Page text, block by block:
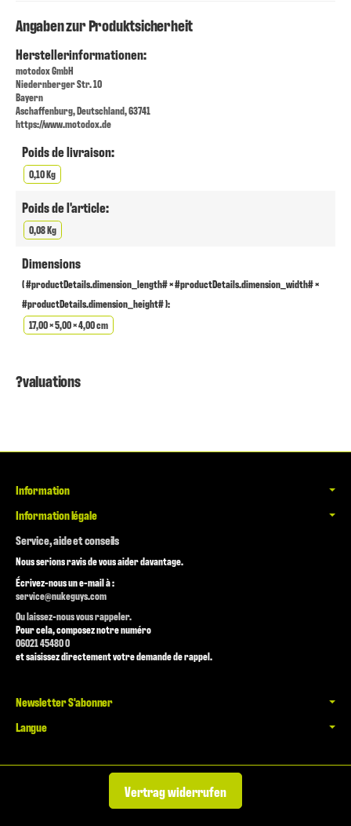
Angaben zur Produktsicherheit
Herstellerinformationen:
motodox GmbH
Niedernberger Str. 10
Bayern
Aschaffenburg, Deutschland, 63741
https://www.motodox.de
Poids de livraison:
0,10 Kg
Poids de l'article:
0,08 Kg
Dimensions
( #productDetails.dimension_length# × #productDetails.dimension_width# ×
#productDetails.dimension_height# ):
17,00 × 5,00 × 4,00 cm
?valuations
Information
Information légale
Service, aide et conseils
Nous serions ravis de vous aider davantage.
Écrivez-nous un e-mail à :
service@nukeguys.com
Ou laissez-nous vous rappeler.
Pour cela, composez notre numéro
06021 45480 0
et saisissez directement votre demande de rappel.
Newsletter S'abonner
Langue
Vertrag widerrufen